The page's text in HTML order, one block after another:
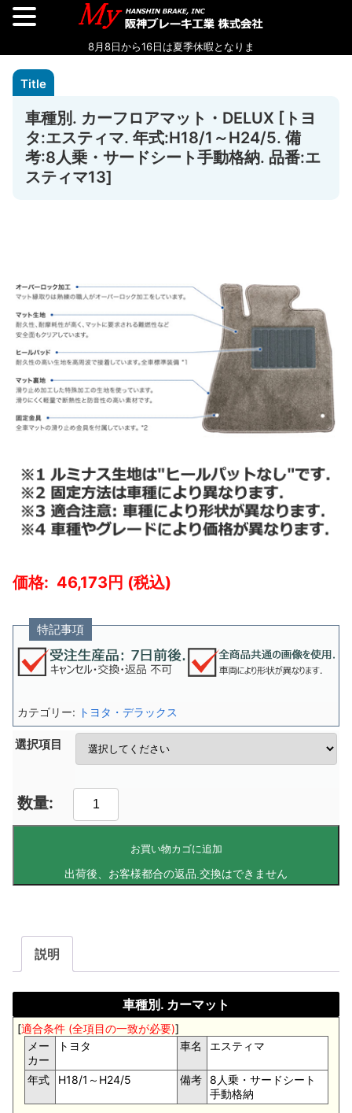
車種別. カーフロアマット・DELUX [トヨ
タ:エスティマ. 年式:H18/1～H24/5. 備
考:8人乗・サードシート手動格納. 品番:エ
スティマ13]
46,173
特記事項
選択項目
お買い物カゴに追加
カテゴリー: トヨタ・デラックス
説明
車種別. カーマット
[適合条件 (全項目の一致が必要)]
メー
カー
トヨタ 車名 エスティマ
年式 H18/1～H24/5 備考
8人乗・サードシート
手動格納